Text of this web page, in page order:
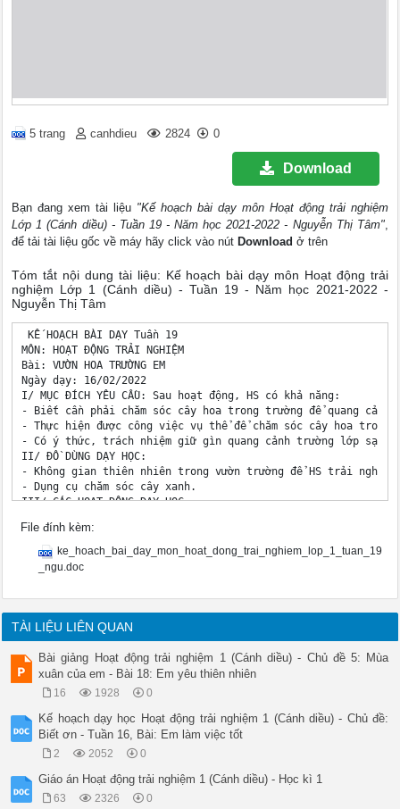
5 trang canhdieu 2824 0
Download
Bạn đang xem tài liệu "Kế hoạch bài dạy môn Hoạt động trải nghiệm
Lớp 1 (Cánh diều) - Tuần 19 - Năm học 2021-2022 - Nguyễn Thị Tâm",
để tải tài liệu gốc về máy hãy click vào nút Download ở trên
Tóm tắt nội dung tài liệu: Kế hoạch bài dạy môn Hoạt động trải
nghiệm Lớp 1 (Cánh diều) - Tuần 19 - Năm học 2021-2022 -
Nguyễn Thị Tâm
KẾ HOẠCH BÀI DẠY Tuần 19
MÔN: HOẠT ĐỘNG TRẢI NGHIỆM
Bài: VƯỜN HOA TRƯỜNG EM
Ngày dạy: 16/02/2022
I/ MỤC ĐÍCH YÊU CẦU: Sau hoạt động, HS có khả năng:
- Biết cần phải chăm sóc cây hoa trong trường để quang
- Thực hiện được công việc vụ thể để chăm sóc cây hoa
- Có ý thức, trách nhiệm giữ gìn quang cảnh trường lớp sạch,
II/ ĐỒ DÙNG DẠY HỌC:
- Không gian thiên nhiên trong vườn trường để HS trải nghiệm
- Dụng cụ chăm sóc cây xanh.
III/ CÁC HOẠT ĐỘNG DẠY HỌC:
HOẠT ĐỘNG CỦA HỌC SINH
Hoạt động 1: Cùng đi thăm vườn hoa
GV tổ chức cho HS đi thăm vườn hoa trong trường và trao
- Trong vườn có những loài hoa gì?
- Mọi người trồng hoa để làm gì?
- Để cây hoa tươi tốt chúng ta cần làm gì?
c. Kết luận: Để quang cảnh trường học trở nên tươi đẹp hơn
Hoạt động 2: Chăm sóc vườn hoa
a. Mục tiêu: HS thực hiện được một số công việc cụ thể để
b. Cách tiến hành
GV tổ chức cho HS:
- Thảo luận, phân công kế hoạch chăm sóc vườn hoa.
c. Kết luận: Để cây, hoa phát triển tươi tốt mỗi người cần
- HS đi thăm vườn hoa trong trường và trao đổi, thảo luận
- HS lắng nghe
File đính kèm:
ke_hoach_bai_day_mon_hoat_dong_trai_nghiem_lop_1_tuan_19
_ngu.doc
TÀI LIỆU LIÊN QUAN
Bài giảng Hoạt động trải nghiệm 1 (Cánh diều) - Chủ đề 5: Mùa
xuân của em - Bài 18: Em yêu thiên nhiên
16 1928 0
Kế hoạch dạy học Hoạt động trải nghiệm 1 (Cánh diều) - Chủ đề:
Biết ơn - Tuần 16, Bài: Em làm việc tốt
2 2052 0
Giáo án Hoạt động trải nghiệm 1 (Cánh diều) - Học kì 1
63 2326 0